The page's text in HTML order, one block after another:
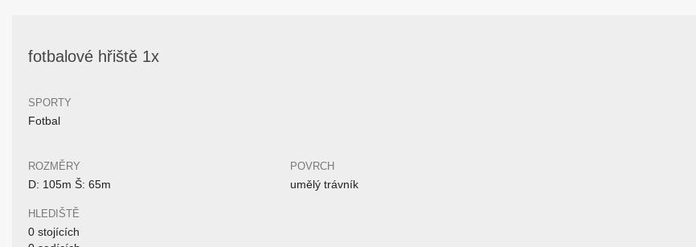
fotbalové hřiště 1x
SPORTY
Fotbal
ROZMĚRY
D: 105m Š: 65m
HLEDIŠTĚ
0 stojících
POVRCH
umělý trávník